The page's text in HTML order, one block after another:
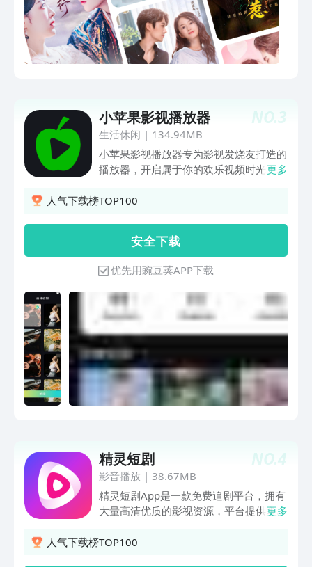
NO.3
小苹果影视播放器
生活休闲 | 134.94MB
小苹果影视播放器专为影视发烧友打造的
播放器，开启属于你的欢乐视频时光！功
键导入，随时播放。支持本地播放、链接
提供精彩影视剧推荐解读，带你发现精彩
的好剧。让你更深层次的了解电影，来这
里发现更多好片!
更多
人气下载榜TOP100
安 全 下 载
优先用豌豆荚APP下载
NO.4
精灵短剧
影音播放 | 38.67MB
精灵短剧App是一款免费追剧平台，拥有
大量高清优质的影视资源，平台提供多种
找到自己喜欢的内容，观看体验更佳
更多
人气下载榜TOP100